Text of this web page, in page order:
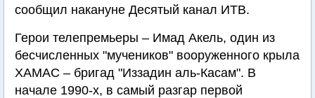
сообщил накануне Десятый канал ИТВ.
Герои телепремьеры – Имад Акель, один из
бесчисленных "мучеников" вооруженного крыла
ХАМАС – бригад "Иззадин аль-Касам". В
начале 1990-х, в самый разгар первой